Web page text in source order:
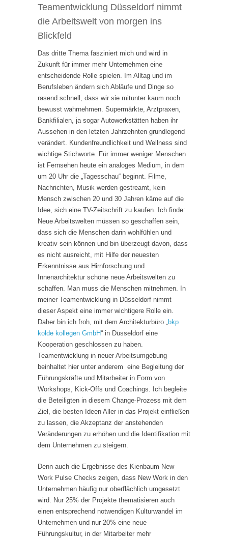
Teamentwicklung Düsseldorf nimmt
die Arbeitswelt von morgen ins
Blickfeld
Das dritte Thema fasziniert mich und wird in
Zukunft für immer mehr Unternehmen eine
entscheidende Rolle spielen. Im Alltag und im
Berufsleben ändern sich Abläufe und Dinge so
rasend schnell, dass wir sie mitunter kaum noch
bewusst wahrnehmen. Supermärkte, Arztpraxen,
Bankfilialen, ja sogar Autowerkstätten haben ihr
Aussehen in den letzten Jahrzehnten grundlegend
verändert. Kundenfreundlichkeit und Wellness sind
wichtige Stichworte. Für immer weniger Menschen
ist Fernsehen heute ein analoges Medium, in dem
um 20 Uhr die „Tagesschau“ beginnt. Filme,
Nachrichten, Musik werden gestreamt, kein
Mensch zwischen 20 und 30 Jahren käme auf die
Idee, sich eine TV-Zeitschrift zu kaufen. Ich finde:
Neue Arbeitswelten müssen so geschaffen sein,
dass sich die Menschen darin wohlfühlen und
kreativ sein können und bin überzeugt davon, dass
es nicht ausreicht, mit Hilfe der neuesten
Erkenntnisse aus Hirnforschung und
Innenarchitektur schöne neue Arbeitswelten zu
schaffen. Man muss die Menschen mitnehmen. In
meiner Teamentwicklung in Düsseldorf nimmt
dieser Aspekt eine immer wichtigere Rolle ein.
Daher bin ich froh, mit dem Architekturbüro „bkp
kolde kollegen GmbH“ in Düsseldorf eine
Kooperation geschlossen zu haben.
Teamentwicklung in neuer Arbeitsumgebung
beinhaltet hier unter anderem eine Begleitung der
Führungskräfte und Mitarbeiter in Form von
Workshops, Kick-Offs und Coachings. Ich begleite
die Beteiligten in diesem Change-Prozess mit dem
Ziel, die besten Ideen Aller in das Projekt einfließen
zu lassen, die Akzeptanz der anstehenden
Veränderungen zu erhöhen und die Identifikation mit
dem Unternehmen zu steigern.
Denn auch die Ergebnisse des Kienbaum New
Work Pulse Checks zeigen, dass New Work in den
Unternehmen häufig nur oberflächlich umgesetzt
wird. Nur 25% der Projekte thematisieren auch
einen entsprechend notwendigen Kulturwandel im
Unternehmen und nur 20% eine neue
Führungskultur, in der Mitarbeiter mehr